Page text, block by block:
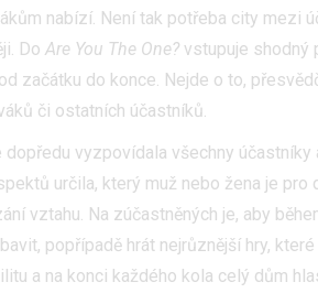
nabízí. Není tak potřeba city mezi
Do Are You The One? vstupuje shodný
začátku do konce. Nejde o to,
či ostatních účastníků.
dopředu vyzpovídala všechny
určila, který muž nebo žena je
vztahu. Na zúčastněných je, aby
popřípadě hrát nejrůznější hry,
a na konci každého kola celý dům